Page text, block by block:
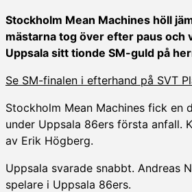
Stockholm Mean Machines höll
mästarna tog över efter paus och
Uppsala sitt tionde SM-guld på
Se SM-finalen i efterhand på SVT
Stockholm Mean Machines fick
under Uppsala 86ers första anfall.
av Erik Högberg.
Uppsala svarade snabbt. Andreas
spelare i Uppsala 86ers.